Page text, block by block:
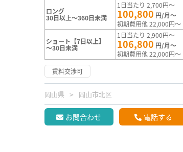
ロング
30日以上～360日未満
1日当たり 2,700円～
100,800 円/月～
初期費用他 22,000円～
ショート【7日以上】
～30日未満
1日当たり 2,900円～
106,800 円/月～
初期費用他 22,000円～
賃料交渉可
岡山県 岡山市北区
お問合わせ 電話する